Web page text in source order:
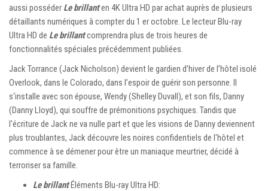
aussi posséder Le brillanten 4K Ultra HD par achat auprès de plusieurs
détaillants numériques à compter du 1 er octobre. Le lecteur Blu-ray
Ultra HD de Le brillantcomprendra plus de trois heures de
fonctionnalités spéciales précédemment publiées.
Jack Torrance (Jack Nicholson) devient le gardien d’hiver de l’hôtel isolé
Overlook, dans le Colorado, dans l’espoir de guérir son personne. Il
s'installe avec son épouse, Wendy (Shelley Duvall), et son fils, Danny
(Danny Lloyd), qui souffre de prémonitions psychiques. Tandis que
l'écriture de Jack ne va nulle part et que les visions de Danny deviennent
plus troublantes, Jack découvre les noires confidentiels de l'hôtel et
commence à se démener pour être un maniaque meurtrier, décidé à
terroriser sa famille.
Le brillantÉléments Blu-ray Ultra HD: